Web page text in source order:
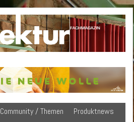
Community / Themen
Produktnews